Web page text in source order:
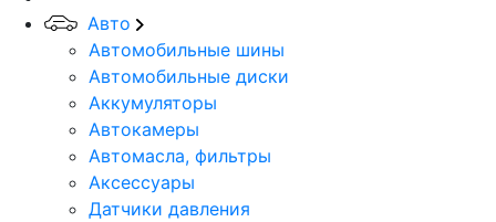
Авто
Автомобильные шины
Автомобильные диски
Аккумуляторы
Автокамеры
Автомасла, фильтры
Аксессуары
Датчики давления